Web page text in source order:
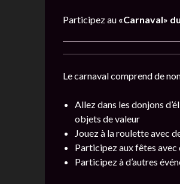
Participez au «Carnaval»
Le carnaval comprend de
Allez dans les donjons
objets de valeur
Jouez à la roulette avec
Participez aux fêtes avec
Participez à d’autres